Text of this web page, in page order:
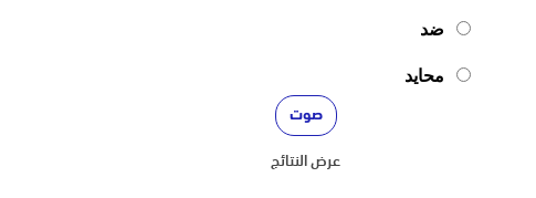
ضد
محايد
عرض النتائج